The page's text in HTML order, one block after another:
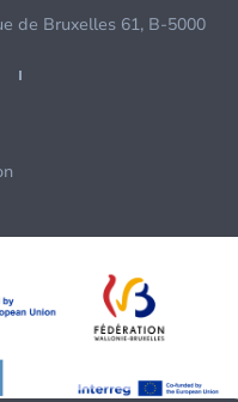
de Bruxelles 61, B-5000